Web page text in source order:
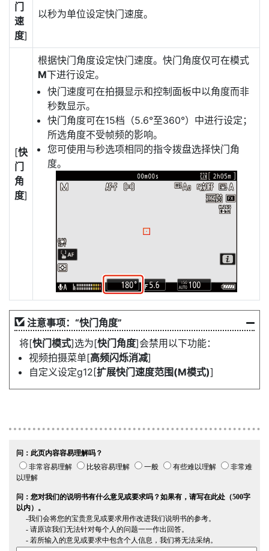
门
速
度]
以秒为单位设定快门速度。
[快
门
角
度]
根据快门角度设定快门速度。快门角度仅可在模式
M下进行设定。
快门速度可在拍摄显示和控制面板中以角度而非
秒数显示。
快门角度可在15档（5.6°至360°）中进行设定；
所选角度不受帧频的影响。
您可使用与秒选项相同的指令拨盘选择快门角
度。
注意事项：“快门角度”
将[快门模式]选为[快门角度]会禁用以下功能：
视频拍摄菜单[高频闪烁消减]
自定义设定g12[扩展快门速度范围(M模式)]